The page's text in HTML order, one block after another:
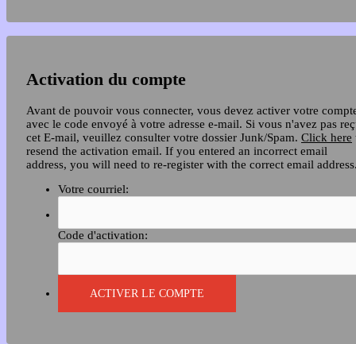
Activation du compte
Avant de pouvoir vous connecter, vous devez activer votre
avec le code envoyé à votre adresse e-mail. Si vous n'avez pas
cet E-mail, veuillez consulter votre dossier Junk/Spam. Click here
resend the activation email. If you entered an incorrect email
address, you will need to re-register with the correct email
Votre courriel:
Code d'activation: